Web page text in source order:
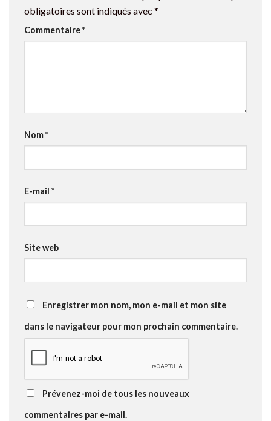
obligatoires sont indiqués avec *
Commentaire*
Nom*
E-mail *
Site web
Enregistrer mon nom, mon e-mail et mon site
dans le navigateur pour mon prochain commentaire.
Prévenez-moi de tous les nouveaux
commentaires par e-mail.